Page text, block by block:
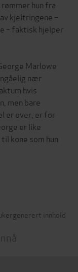
hun fra
kjeltringene –
– faktisk hjelper
Marlowe
nær
hvis
men bare
er over, er for
er like
kone som hun
innhold